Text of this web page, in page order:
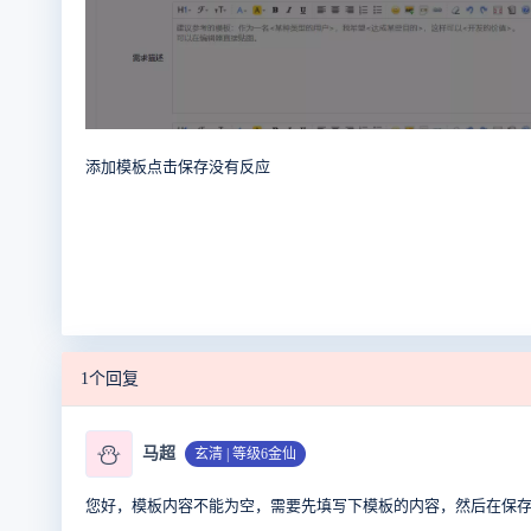
添加模板点击保存没有反应
1个回复
⛄ 马超 玄清 | 等级6金仙
您好，模板内容不能为空，需要先填写下模板的内容，然后在保